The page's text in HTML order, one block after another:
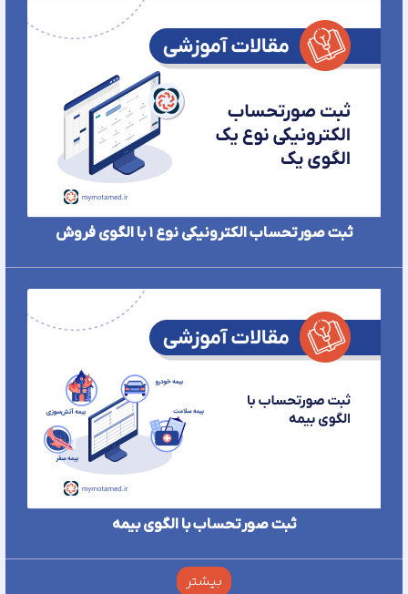
ثبت صورتحساب الکترونیکی نوع ۱ با الگوی فروش
ثبت صورتحساب با الگوی بیمه
بیشتر